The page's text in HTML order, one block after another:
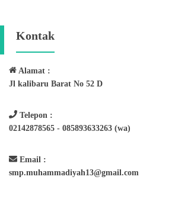
Kontak
Alamat :
Jl kalibaru Barat No 52 D
Telepon :
02142878565 - 085893633263 (wa)
Email :
smp.muhammadiyah13@gmail.com